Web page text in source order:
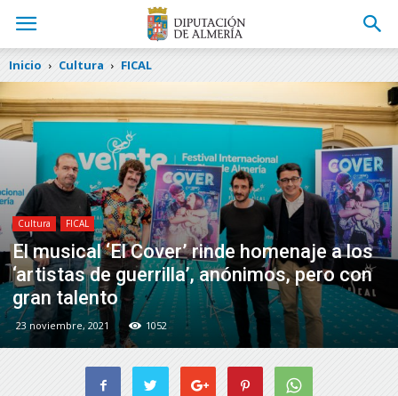
Inicio Cultura FICAL
Cultura FICAL
El musical ‘El Cover’ rinde homenaje a los
‘artistas de guerrilla’, anónimos, pero con
gran talento
23 noviembre, 2021 1052